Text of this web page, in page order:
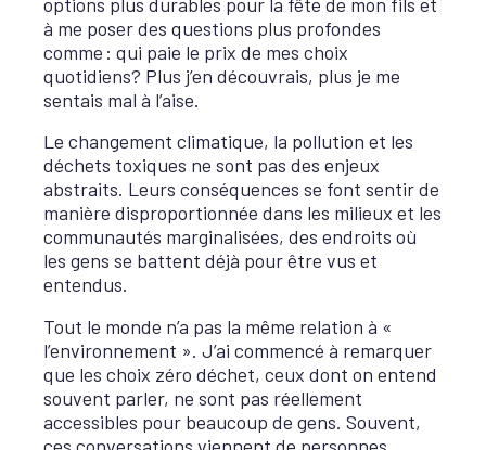
à me poser des questions plus profondes
comme : qui paie le prix de mes choix
quotidiens? Plus j’en découvrais, plus je me
sentais mal à l’aise.
Le changement climatique, la pollution et les
déchets toxiques ne sont pas des enjeux
abstraits. Leurs conséquences se font sentir de
manière disproportionnée dans les milieux et les
communautés marginalisées, des endroits où
les gens se battent déjà pour être vus et
entendus.
Tout le monde n’a pas la même relation à «
l’environnement ». J’ai commencé à remarquer
que les choix zéro déchet, ceux dont on entend
souvent parler, ne sont pas réellement
accessibles pour beaucoup de gens. Souvent,